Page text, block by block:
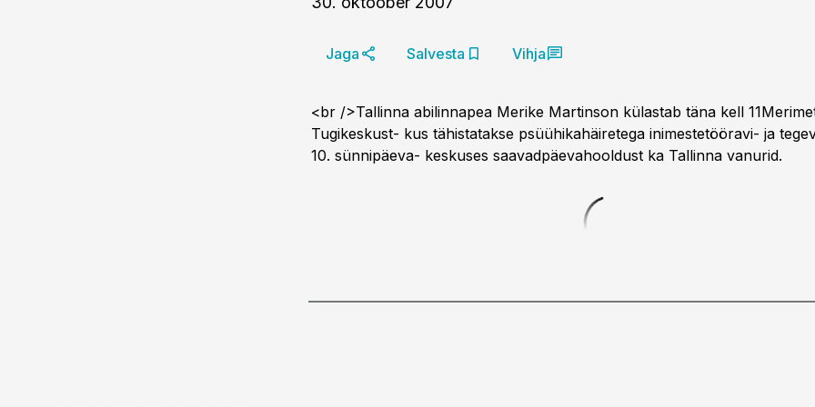
Jaga Salvesta Vihja
<br />Tallinna abilinnapea Merike Martinson külastab täna kell
Tugikeskust- kus tähistatakse psüühikahäiretega inimestetööravi- ja
10. sünnipäeva- keskuses saavadpäevahooldust ka Tallinna vanurid.